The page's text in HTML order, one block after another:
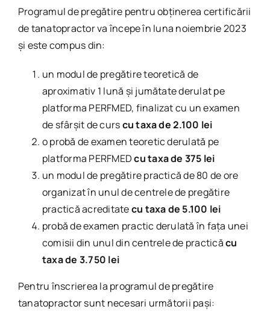
Programul de pregătire pentru obținerea certificării
de tanatopractor va începe în luna noiembrie 2023
și este compus din:
un modul de pregătire teoretică de
aproximativ 1 lună și jumătate derulat pe
platforma PERFMED, finalizat cu un examen
de sfârșit de curscu taxa de 2.100 lei
o probă de examen teoretic derulată pe
platforma PERFMEDcu taxa de 375 lei
un modul de pregătire practică de 80 de ore
organizat în unul de centrele de pregătire
practică acreditatecu taxa de 5.100 lei
probă de examen practic derulată în fața unei
comisii din unul din centrele de practicăcu
taxa de 3.750 lei
Pentru înscrierea la programul de pregătire
tanatopractor sunt necesari următorii pași: